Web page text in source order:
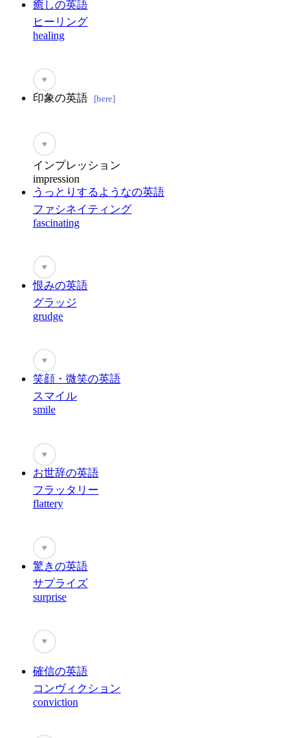
癒しの英語
ヒーリング
healing
♥
印象の英語 [here]
♥
インプレッション
impression
うっとりするようなの英語
ファシネイティング
fascinating
♥
恨みの英語
グラッジ
grudge
♥
笑顔・微笑の英語
スマイル
smile
♥
お世辞の英語
フラッタリー
flattery
♥
驚きの英語
サプライズ
surprise
♥
確信の英語
コンヴィクション
conviction